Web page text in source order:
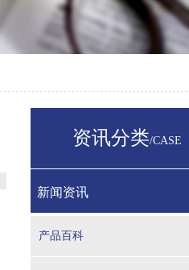
资讯分类/CASE
新闻资讯
产品百科